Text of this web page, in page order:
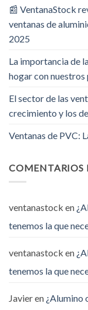
📰 VentanaStock
ventanas de
2025
La importancia de
hogar con
El sector de las
crecimiento y los
Ventanas de PVC:
COMENTARIOS
ventanastock en
tenemos la que
ventanastock en
tenemos la que
Javieren ¿Alumino